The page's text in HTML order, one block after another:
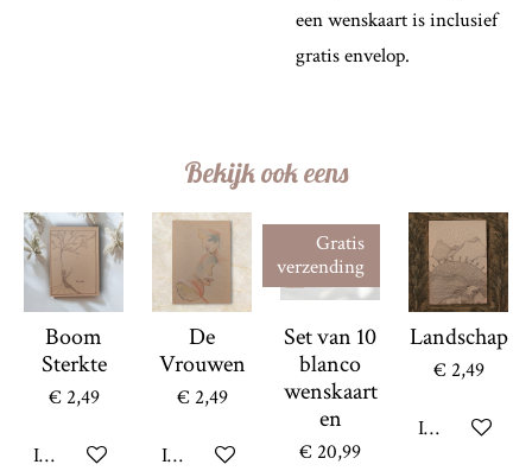
een wenskaart is inclusief
gratis envelop.
Bekijk ook eens
Boom
Sterkte
€ 2,49
In winkelwagen
De
Vrouwen
€ 2,49
In winkelwagen
Gratis
verzending
Set van 10
blanco
wenskaart
en
€ 20,99
Landschap
€ 2,49
In